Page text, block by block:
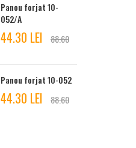
Panou forjat 10-
052/A
44.30 LEI 88.60
Panou forjat 10-052
44.30 LEI 88.60